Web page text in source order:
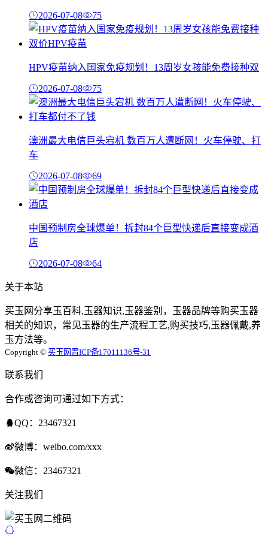
2026-07-08 75
HPV疫苗纳入国家免疫规划！13周岁女孩能免费接种双
2026-07-08 75
澳洲最大电信巨头宕机 数百万人遭断网！火车停驶、打
车
2026-07-08 69
中国预制房全球爆单！拆封84个巨型快递后直接变成酒
店
2026-07-08 64
关于本站
买玉网分享玉百科,玉器知识,玉器鉴别，玉器品牌等购买玉器
相关的知识，常见玉器的生产流程工艺,购买技巧,玉器佩戴,养
玉方法等。
Copyright © 买玉网晋ICP备17011136号-31
联系我们
合作或咨询可通过如下方式：
QQ：23467321
微博：weibo.com/xxx
微信：23467321
关注我们